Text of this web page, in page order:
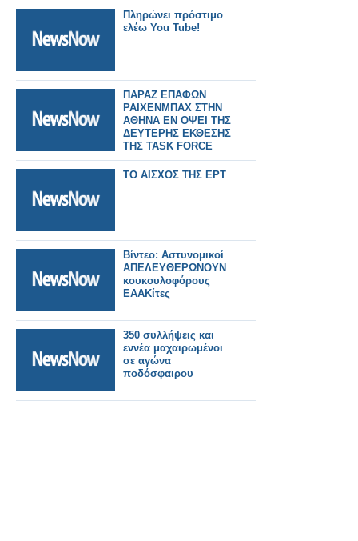
Πληρώνει πρόστιμο
ελέω You Tube!
ΠΑΡΑΖ ΕΠΑΦΩΝ
ΡΑΙΧΕΝΜΠΑΧ ΣΤΗΝ
ΑΘΗΝΑ ΕΝ ΟΨΕΙ ΤΗΣ
ΔΕΥΤΕΡΗΣ ΕΚΘΕΣΗΣ
ΤΗΣ TASK FORCE
ΤΟ ΑΙΣΧΟΣ ΤΗΣ ΕΡΤ
Βίντεο: Αστυνομικοί
ΑΠΕΛΕΥΘΕΡΩΝΟΥΝ
κουκουλοφόρους
ΕΑΑΚίτες
350 συλλήψεις και
εννέα μαχαιρωμένοι
σε αγώνα
ποδόσφαιρου